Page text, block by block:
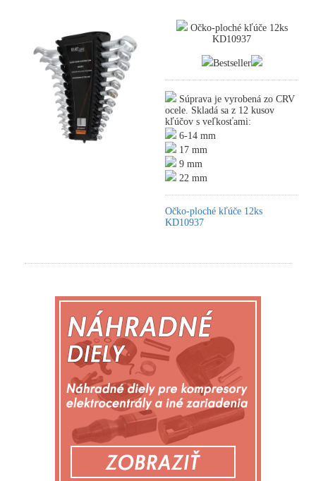
Očko-ploché kľúče 12ks
KD10937
Bestseller
Súprava je vyrobená zo CRV
ocele. Skladá sa z 12 kusov
kľúčov s veľkosťami:
6-14 mm
17 mm
9 mm
22 mm
Očko-ploché kľúče 12ks
KD10937